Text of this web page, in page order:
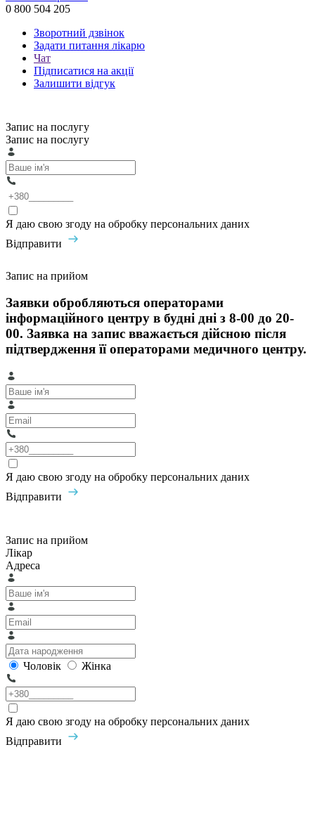
0 800 504 205
Зворотний дзвінок
Задати питання лікарю
Чат
Підписатися на акції
Залишити відгук
Запис на послугу
Запис на послугу
Я даю свою згоду на обробку персональних даних
Відправити
Запис на прийом
Заявки обробляються операторами
інформаційного центру в будні дні з 8-00 до 20-
00. Заявка на запис вважається дійсною після
підтвердження її операторами медичного центру.
Я даю свою згоду на обробку персональних даних
Відправити
Запис на прийом
Лікар
Адреса
Чоловік Жінка
Я даю свою згоду на обробку персональних даних
Відправити